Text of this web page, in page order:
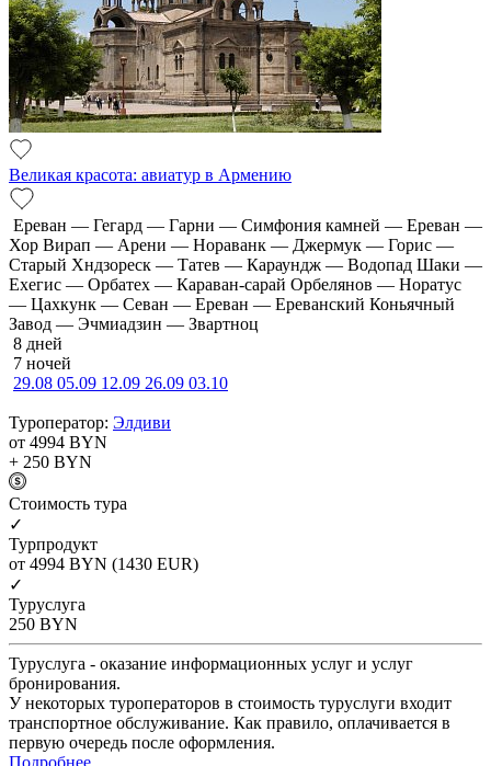
Великая красота: авиатур в Армению
Ереван — Гегард — Гарни — Симфония камней — Ереван —
Хор Вирап — Арени — Нораванк — Джермук — Горис —
Старый Хндзореск — Татев — Караундж — Водопад Шаки —
Ехегис — Орбатех — Караван-сарай Орбелянов — Норатус
— Цахкунк — Севан — Ереван — Ереванский Коньячный
Завод — Эчмиадзин — Звартноц
8 дней
7 ночей
29.08 05.09 12.09 26.09 03.10
Туроператор: Элдиви
от 4994 BYN
+ 250 BYN
Cтоимость тура
✓
Турпродукт
от 4994 BYN (1430 EUR)
✓
Туруслуга
250 BYN
Туруслуга - оказание информационных услуг и услуг
бронирования.
У некоторых туроператоров в стоимость туруслуги входит
транспортное обслуживание. Как правило, оплачивается в
первую очередь после оформления.
Подробнее